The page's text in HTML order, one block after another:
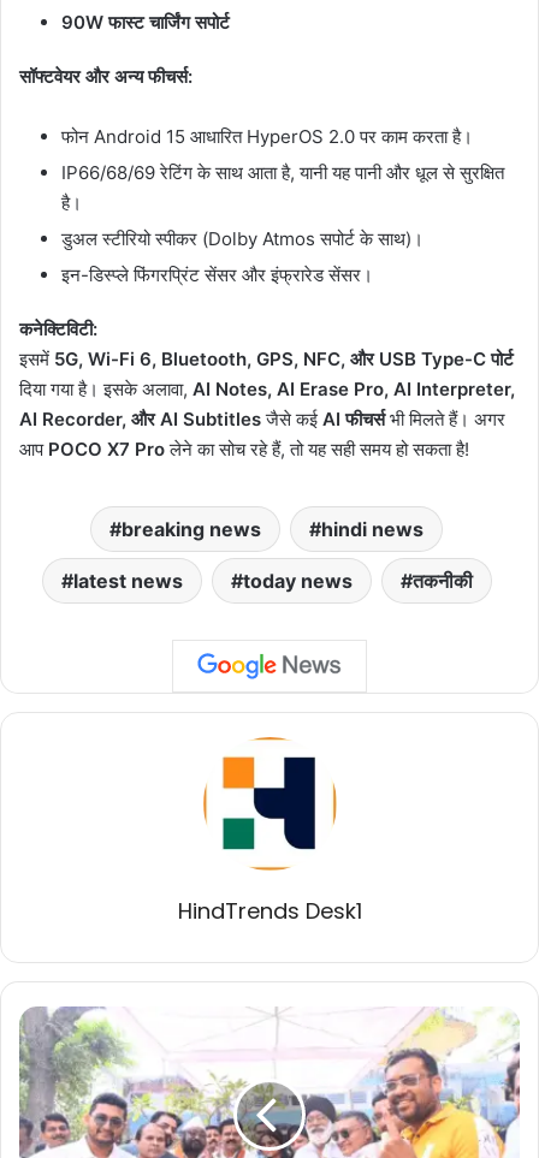
90W फास्ट चार्जिंग सपोर्ट
सॉफ्टवेयर और अन्य फीचर्स:
फोन Android 15 आधारित HyperOS 2.0 पर काम करता है।
IP66/68/69 रेटिंग के साथ आता है, यानी यह पानी और धूल से सुरक्षित
है।
डुअल स्टीरियो स्पीकर (Dolby Atmos सपोर्ट के साथ)।
इन-डिस्प्ले फिंगरप्रिंट सेंसर और इंफ्रारेड सेंसर।
कनेक्टिविटी:
इसमें 5G, Wi-Fi 6, Bluetooth, GPS, NFC, और USB Type-C पोर्ट
दिया गया है। इसके अलावा, AI Notes, AI Erase Pro, AI Interpreter,
AI Recorder, और AI Subtitlesजैसे कई AI फीचर्सभी मिलते हैं। अगर
आप POCO X7 Proलेने का सोच रहे हैं, तो यह सही समय हो सकता है!
breaking news hindi news
latest news today news तकनीकी
HindTrends Desk1
उपमुख्यमंत्री विजय
शर्मा
ने
नगरीय
निकाय
चुनाव